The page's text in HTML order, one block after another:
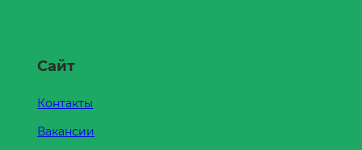
Сайт
Контакты
Вакансии